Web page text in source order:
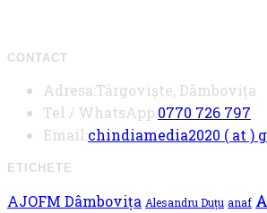
CONTACT
Adresa:Târgoviște, Dâmbovița
Tel / WhatsApp:0770 726 797
in
Email:chindiamedia2020 ( at )
ETICHETE
AJOFM Dâmbovița Alesandru Duțu anaf